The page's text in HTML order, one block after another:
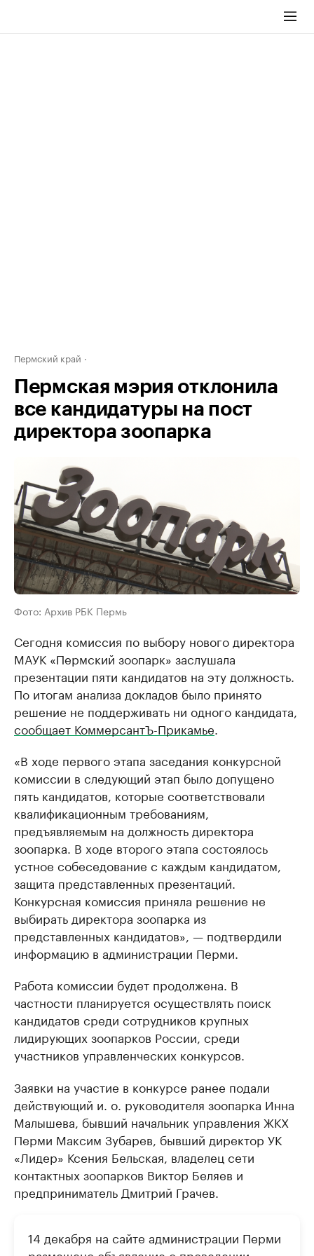
Пермский край
Пермская мэрия отклонила
все кандидатуры на пост
директора зоопарка
Фото: Архив РБК Пермь
Сегодня комиссия по выбору нового директора
МАУК «Пермский зоопарк» заслушала
презентации пяти кандидатов на эту должность.
По итогам анализа докладов было принято
решение не поддерживать ни одного кандидата,
сообщает КоммерсантЪ-Прикамье
«В ходе первого этапа заседания конкурсной
комиссии в следующий этап было допущено
пять кандидатов, которые соответствовали
квалификационным требованиям,
предъявляемым на должность директора
зоопарка. В ходе второго этапа состоялось
устное собеседование с каждым кандидатом,
защита представленных презентаций.
Конкурсная комиссия приняла решение не
выбирать директора зоопарка из
представленных кандидатов», — подтвердили
информацию в администрации Перми.
Работа комиссии будет продолжена. В
частности планируется осуществлять поиск
кандидатов среди сотрудников крупных
лидирующих зоопарков России, среди
участников управленческих конкурсов.
Заявки на участие в конкурсе ранее подали
действующий и. о. руководителя зоопарка Инна
Малышева, бывший начальник управления ЖКХ
Перми Максим Зубарев, бывший директор УК
«Лидер» Ксения Бельская, владелец сети
контактных зоопарков Виктор Беляев и
предприниматель Дмитрий Грачев.
14 декабря на сайте администрации Перми